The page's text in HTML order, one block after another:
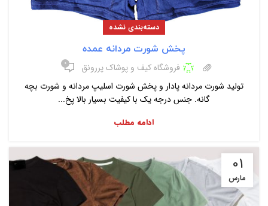
دسته‌بندی نشده
پخش شورت مردانه عمده
فروشگاه کیف و پوشاک پررونق ۰
تولید شورت مردانه پادار و پخش شورت اسلیپ مردانه و شورت بچه
گانه. جنس درجه یک با کیفیت بسیار بالا پخ...
ادامه مطلب
01
مارس